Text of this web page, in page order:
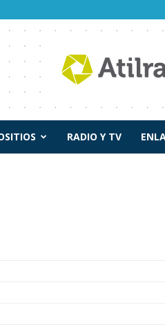
RADIO Y TV